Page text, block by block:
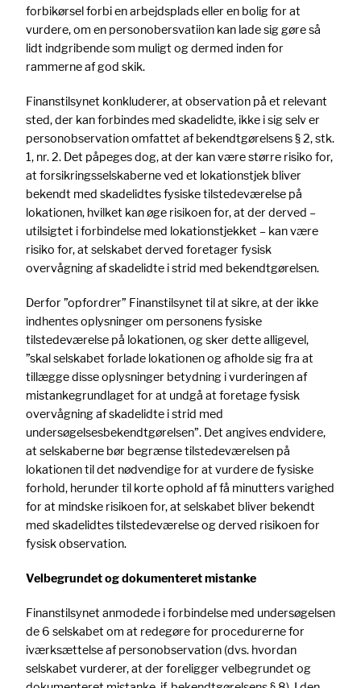
forbikørsel forbi en arbejdsplads eller en bolig for at
vurdere, om en personobersvatiion kan lade sig gøre så
lidt indgribende som muligt og dermed inden for
rammerne af god skik.
Finanstilsynet konkluderer, at observation på et relevant
sted, der kan forbindes med skadelidte, ikke i sig selv er
personobservation omfattet af bekendtgørelsens § 2, stk.
1, nr. 2. Det påpeges dog, at der kan være større risiko for,
at forsikringsselskaberne ved et lokationstjek bliver
bekendt med skadelidtes fysiske tilstedeværelse på
lokationen, hvilket kan øge risikoen for, at der derved –
utilsigtet i forbindelse med lokationstjekket – kan være
risiko for, at selskabet derved foretager fysisk
overvågning af skadelidte i strid med bekendtgørelsen.
Derfor ”opfordrer” Finanstilsynet til at sikre, at der ikke
indhentes oplysninger om personens fysiske
tilstedeværelse på lokationen, og sker dette alligevel,
”skal selskabet forlade lokationen og afholde sig fra at
tillægge disse oplysninger betydning i vurderingen af
mistankegrundlaget for at undgå at foretage fysisk
overvågning af skadelidte i strid med
undersøgelsesbekendtgørelsen”. Det angives endvidere,
at selskaberne bør begrænse tilstedeværelsen på
lokationen til det nødvendige for at vurdere de fysiske
forhold, herunder til korte ophold af få minutters varighed
for at mindske risikoen for, at selskabet bliver bekendt
med skadelidtes tilstedeværelse og derved risikoen for
fysisk observation.
Velbegrundet og dokumenteret mistanke
Finanstilsynet anmodede i forbindelse med undersøgelsen
de 6 selskabet om at redegøre for procedurerne for
iværksættelse af personobservation (dvs. hvordan
selskabet vurderer, at der foreligger velbegrundet og